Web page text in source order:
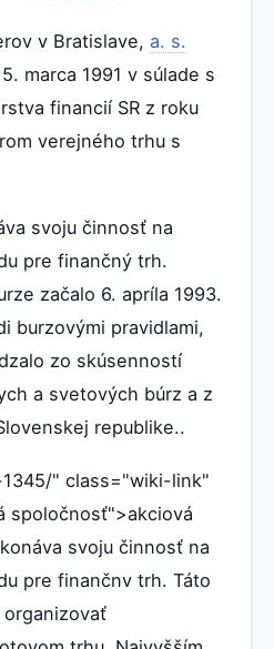
v Bratislave, a. s.
marca 1991 v súlade s
financií SR z roku
verejného trhu s
svoju činnosť na
pre finančný trh.
začalo 6. apríla 1993.
burzovými pravidlami,
zo skúsenností
a svetových búrz a z
republike..
" class="wiki-link"
spoločnosť">akciová
svoju činnosť na
pre finančnv trh. Táto